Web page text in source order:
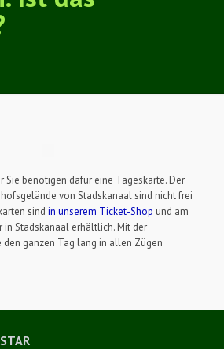
Sie benötigen dafür eine Tageskarte. Der
von Stadskanaal sind nicht frei
sindin unserem Ticket-Shop und am
in Stadskanaal erhältlich. Mit der
den ganzen Tag lang in allen Zügen